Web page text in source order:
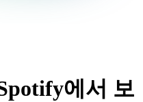
에서 보